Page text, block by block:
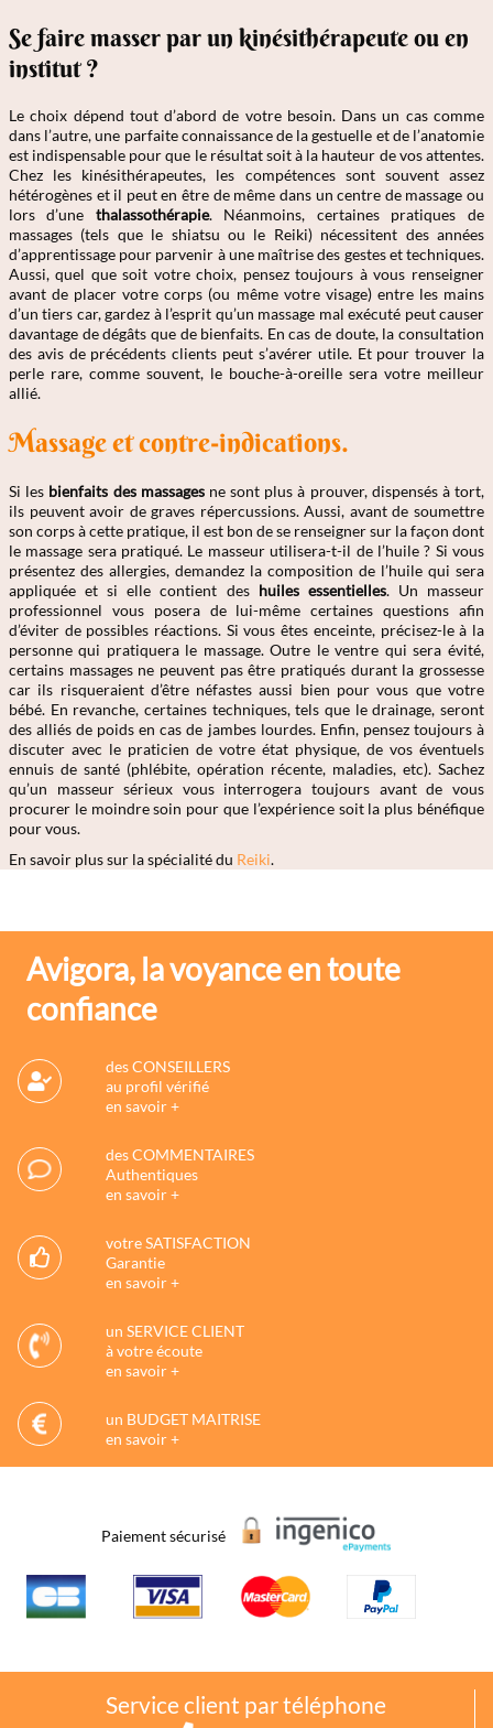
Se faire masser par un kinésithérapeute ou en
institut ?
Le choix dépend tout d’abord de votre besoin. Dans un cas comme
dans l’autre, une parfaite connaissance de la gestuelle et de l’anatomie
est indispensable pour que le résultat soit à la hauteur de vos attentes.
Chez les kinésithérapeutes, les compétences sont souvent assez
hétérogènes et il peut en être de même dans un centre de massage ou
lors d’une thalassothérapie. Néanmoins, certaines pratiques de
massages (tels que le shiatsu ou le Reiki) nécessitent des années
d’apprentissage pour parvenir à une maîtrise des gestes et techniques.
Aussi, quel que soit votre choix, pensez toujours à vous renseigner
avant de placer votre corps (ou même votre visage) entre les mains
d’un tiers car, gardez à l’esprit qu’un massage mal exécuté peut causer
davantage de dégâts que de bienfaits. En cas de doute, la consultation
des avis de précédents clients peut s’avérer utile. Et pour trouver la
perle rare, comme souvent, le bouche-à-oreille sera votre meilleur
allié.
Massage et contre-indications.
Si les bienfaits des massagesne sont plus à prouver, dispensés à tort,
ils peuvent avoir de graves répercussions. Aussi, avant de soumettre
son corps à cette pratique, il est bon de se renseigner sur la façon dont
le massage sera pratiqué. Le masseur utilisera-t-il de l’huile ? Si vous
présentez des allergies, demandez la composition de l’huile qui sera
appliquée et si elle contient des huiles essentielles. Un masseur
professionnel vous posera de lui-même certaines questions afin
d’éviter de possibles réactions. Si vous êtes enceinte, précisez-le à la
personne qui pratiquera le massage. Outre le ventre qui sera évité,
certains massages ne peuvent pas être pratiqués durant la grossesse
car ils risqueraient d’être néfastes aussi bien pour vous que votre
bébé. En revanche, certaines techniques, tels que le drainage, seront
des alliés de poids en cas de jambes lourdes. Enfin, pensez toujours à
discuter avec le praticien de votre état physique, de vos éventuels
ennuis de santé (phlébite, opération récente, maladies, etc). Sachez
qu’un masseur sérieux vous interrogera toujours avant de vous
procurer le moindre soin pour que l’expérience soit la plus bénéfique
pour vous.
En savoir plus sur la spécialité du Reiki.
Avigora, la voyance en toute
confiance
des CONSEILLERS
au profil vérifié
en savoir +
des COMMENTAIRES
Authentiques
en savoir +
votre SATISFACTION
Garantie
en savoir +
un SERVICE CLIENT
à votre écoute
en savoir +
un BUDGET MAITRISE
en savoir +
Paiement sécurisé
Service client par téléphone